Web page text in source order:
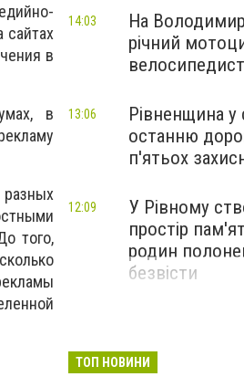
сайтах
в
в
того,
На
річний
14:03
Рівненщина у
останню
п'ятьох
13:06
У Рівному
простір
родин
безвісти
12:09
ТОП НОВИНИ